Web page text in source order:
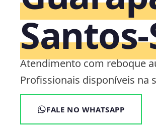
Atendimento com reboque
Profissionais disponíveis na
FALE NO WHATSAPP